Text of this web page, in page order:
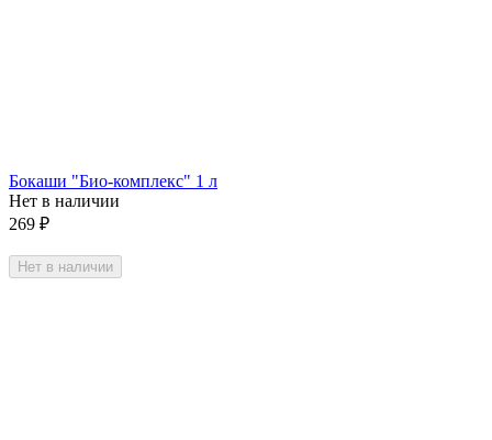
Бокаши "Био-комплекс" 1 л
Нет в наличии
269 ₽
Нет в наличии